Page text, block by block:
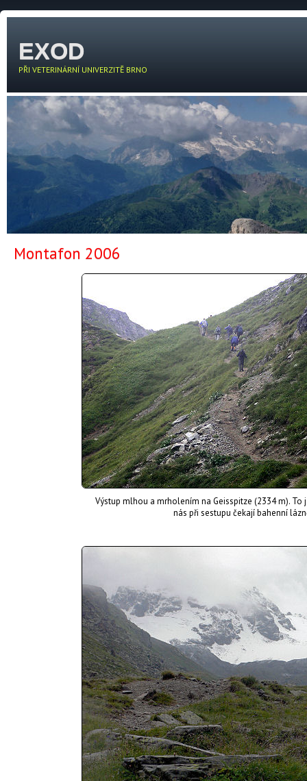
EXOD
PŘI VETERINÁRNÍ UNIVERZITĚ BRNO
Montafon 2006
Výstup mlhou a mrholením na Geisspitze (2334 m). To
nás při sestupu čekají bahenní